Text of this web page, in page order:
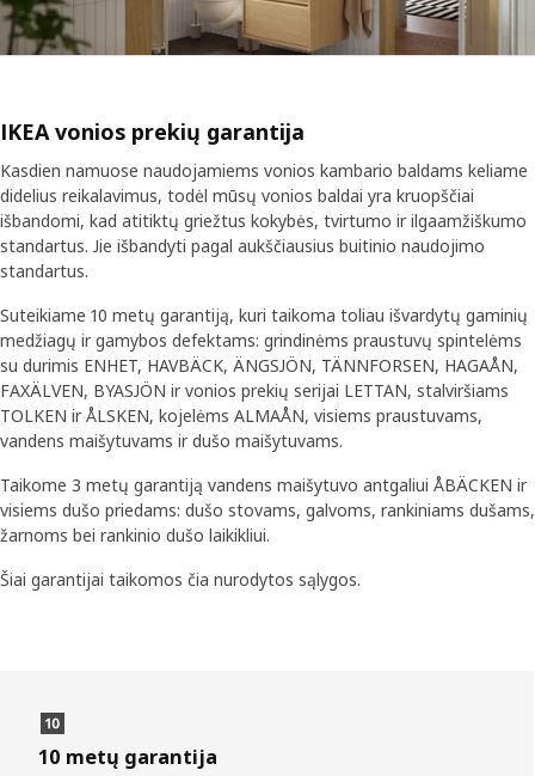
IKEA vonios prekių garantija
Kasdien namuose naudojamiems vonios kambario baldams keliame
didelius reikalavimus, todėl mūsų vonios baldai yra kruopščiai
išbandomi, kad atitiktų griežtus kokybės, tvirtumo ir ilgaamžiškumo
standartus. Jie išbandyti pagal aukščiausius buitinio naudojimo
standartus.
Suteikiame 10 metų garantiją, kuri taikoma toliau išvardytų gaminių
medžiagų ir gamybos defektams: grindinėms praustuvų spintelėms
su durimis ENHET, HAVBÄCK, ÄNGSJÖN, TÄNNFORSEN, HAGAÅN,
FAXÄLVEN, BYASJÖN ir vonios prekių serijai LETTAN, stalviršiams
TOLKEN ir ÅLSKEN, kojelėms ALMAÅN, visiems praustuvams,
vandens maišytuvams ir dušo maišytuvams.
Taikome 3 metų garantiją vandens maišytuvo antgaliui ÅBÄCKEN ir
visiems dušo priedams: dušo stovams, galvoms, rankiniams dušams,
žarnoms bei rankinio dušo laikikliui.
Šiai garantijai taikomos čia nurodytos sąlygos.
10 metų garantija